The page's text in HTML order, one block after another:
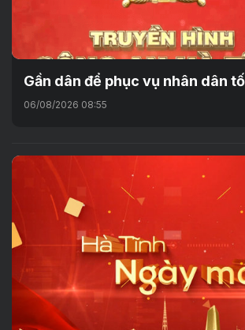
Gần dân để phục vụ nhân dân
06/08/2026 08:55